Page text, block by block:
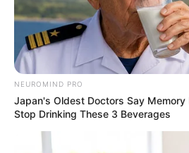
ΚΑΝΕΝΑΣ ΑΠΟ ΑΥΤΟΥΣ ΠΟΥ
ΕΤΡΕΞΑΝ ΤΗΝ ΑΤΖΕΝΤΑ ΤΟΥ
ΚΟΡΟΝΑ ΔΕΝ ΜΠΟΡΕΙ ΝΑ...
NEUROMIND PRO
Japan's Oldest Doctors Say
Stop Drinking These 3 Beverages